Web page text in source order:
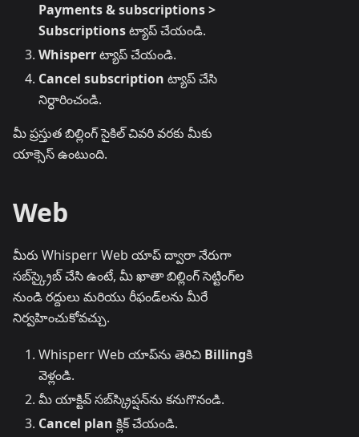
Payments & subscriptions >
Subscriptionsట్యాప్ చేయండి.
Whisperrట్యాప్ చేయండి.
Cancel subscription ట్యాప్ చేసి
నిర్ధారించండి.
మీ ప్రస్తుత బిల్లింగ్ సైకిల్ చివరి వరకు మీకు
యాక్సెస్ ఉంటుంది.
Web
మీరు Whisperr Web యాప్ ద్వారా నేరుగా
సబ్‌స్క్రైబ్ చేసి ఉంటే, మీ ఖాతా బిల్లింగ్ సెట్టింగ్‌ల
నుండి రద్దులు మరియు రీఫండ్‌లను మీరే
నిర్వహించుకోవచ్చు.
Whisperr Web యాప్‌ను తెరిచి Billingకి
వెళ్లండి.
మీ యాక్టివ్ సబ్‌స్క్రిప్షన్‌ను కనుగొనండి.
Cancel plan క్లిక్ చేయండి.